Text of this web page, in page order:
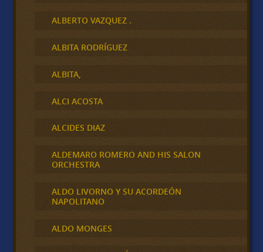
ALBERTO VAZQUEZ .
ALBITA RODRÍGUEZ
ALBITA,
ALCI ACOSTA
ALCIDES DIAZ
ALDEMARO ROMERO AND HIS SALON
ORCHESTRA
ALDO LIVORNO Y SU ACORDEÓN
NAPOLITANO
ALDO MONGES